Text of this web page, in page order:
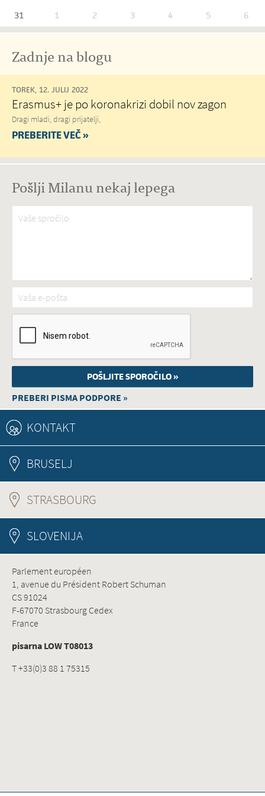
31 1 2 3 4 5 6
Zadnje na blogu
TOREK, 12. JULIJ 2022
Erasmus+ je po koronakrizi dobil nov zagon
Dragi mladi, dragi prijatelji,
PREBERITE VEČ »
Pošlji Milanu nekaj lepega
Vaše spročilo*
Vaša e-pošta*
PREBERI PISMA PODPORE »
KONTAKT
BRUSELJ
STRASBOURG
SLOVENIJA
Parlement européen
1, avenue du Président Robert Schuman
CS 91024
F-67070 Strasbourg Cedex
France
pisarna LOW T08013
T +33(0)3 88 1 75315